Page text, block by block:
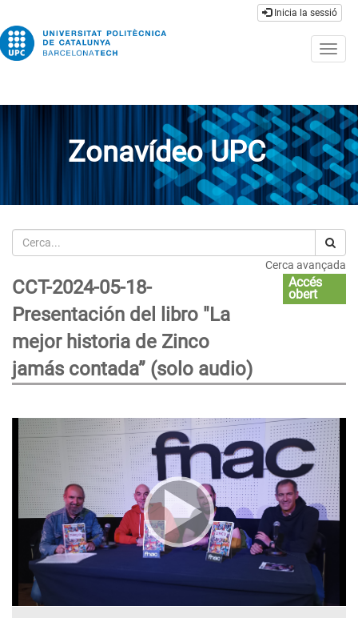
Inicia la sessió
Zonavídeo UPC
Cerca
Cerca avançada
CCT-2024-05-18-
Presentación del libro "La
mejor historia de Zinco
jamás contada” (solo audio)
Accés
obert